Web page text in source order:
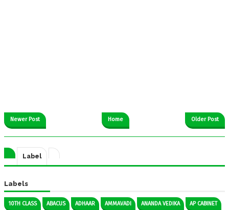
Newer Post Older Post
Home
Label
Labels
10TH CLASS ABACUS ADHAAR AMMAVADI ANANDA VEDIKA AP CABINET